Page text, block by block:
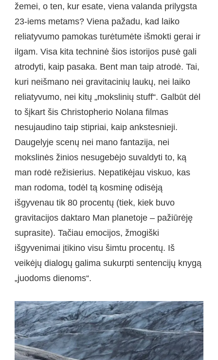
žemei, o ten, kur esate, viena valanda prilygsta
23-iems metams? Viena pažadu, kad laiko
reliatyvumo pamokas turėtumėte išmokti gerai ir
ilgam. Visa kita techninė šios istorijos pusė gali
atrodyti, kaip pasaka. Bent man taip atrodė. Tai,
kuri neišmano nei gravitacinių laukų, nei laiko
reliatyvumo, nei kitų „mokslinių stuff“. Galbūt dėl
to šįkart šis Christopherio Nolana filmas
nesujaudino taip stipriai, kaip ankstesnieji.
Daugelyje scenų nei mano fantazija, nei
mokslinės žinios nesugebėjo suvaldyti to, ką
man rodė režisierius. Nepatikėjau viskuo, kas
man rodoma, todėl tą kosminę odisėją
išgyvenau tik 80 procentų (tiek, kiek buvo
gravitacijos daktaro Man planetoje – pažiūrėję
suprasite). Tačiau emocijos, žmogiški
išgyvenimai įtikino visu šimtu procentų. Iš
veikėjų dialogų galima sukurpti sentencijų knygą
„juodoms dienoms“.